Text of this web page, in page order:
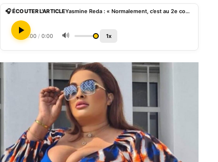
🎧 ÉCOUTER L'ARTICLE Yasmine Reda : « Normalement, c’est au 2e coup que le v@gin està€¦ »
0:00 / 0:00 🔊 1x